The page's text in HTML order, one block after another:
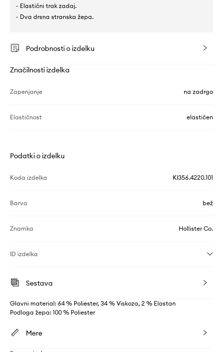
- Elastični trak zadaj.
- Dva drsna stranska žepa.
Podrobnosti o izdelku
Značilnosti izdelka
Zapenjanje na zadrgo
Elastičnost elastičen
Podatki o izdelku
Koda izdelka KI356.4220.101
Barva bež
Znamka Hollister Co.
ID izdelka
Sestava
Glavni material: 64 % Poliester, 34 % Viskoza, 2 % Elastan
Podloga žepa: 100 % Poliester
Mere